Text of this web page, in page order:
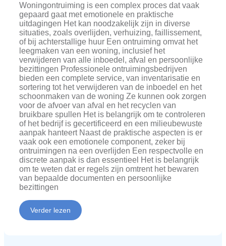
Woningontruiming is een complex proces dat vaak
gepaard gaat met emotionele en praktische
uitdagingen Het kan noodzakelijk zijn in diverse
situaties, zoals overlijden, verhuizing, faillissement,
of bij achterstallige huur Een ontruiming omvat het
leegmaken van een woning, inclusief het
verwijderen van alle inboedel, afval en persoonlijke
bezittingen Professionele ontruimingsbedrijven
bieden een complete service, van inventarisatie en
sortering tot het verwijderen van de inboedel en het
schoonmaken van de woning Ze kunnen ook zorgen
voor de afvoer van afval en het recyclen van
bruikbare spullen Het is belangrijk om te controleren
of het bedrijf is gecertificeerd en een milieubewuste
aanpak hanteert Naast de praktische aspecten is er
vaak ook een emotionele component, zeker bij
ontruimingen na een overlijden Een respectvolle en
discrete aanpak is dan essentieel Het is belangrijk
om te weten dat er regels zijn omtrent het bewaren
van bepaalde documenten en persoonlijke
bezittingen
Verder lezen